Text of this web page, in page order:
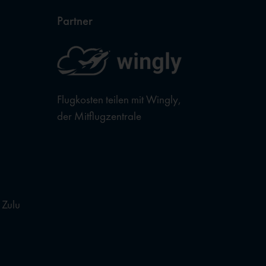
Partner
Flugkosten teilen mit Wingly,
der Mitflugzentrale